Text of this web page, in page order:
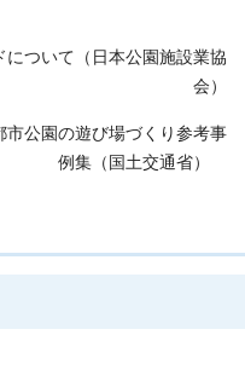
ついて（日本公園施設業協
会）
公園の遊び場づくり参考事
例集（国土交通省）